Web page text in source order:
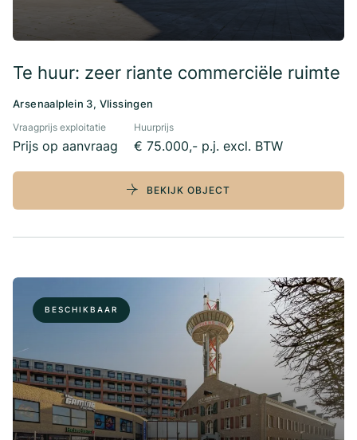
Te huur: zeer riante commerciële ruimte
Arsenaalplein 3, Vlissingen
Vraagprijs exploitatie
Prijs op aanvraag
Huurprijs
€ 75.000,- p.j. excl. BTW
BEKIJK OBJECT
BESCHIKBAAR